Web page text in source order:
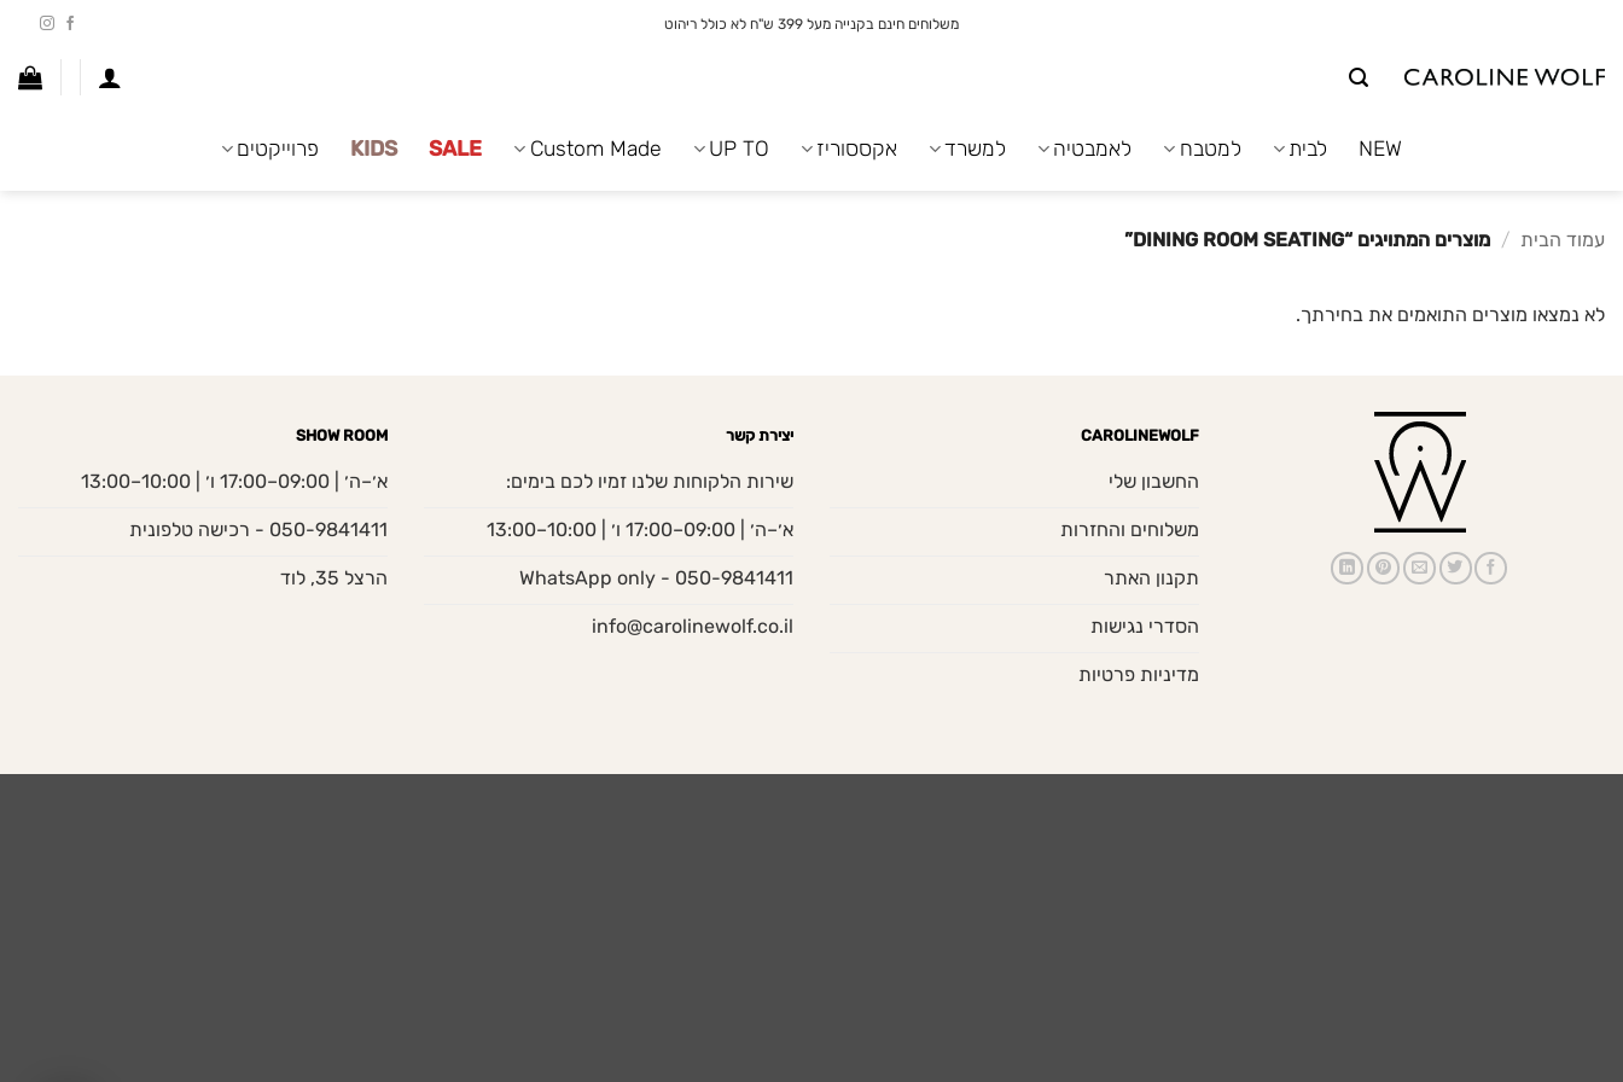
משלוחים חינם בקנייה מעל 399 ש"ח לא כולל ריהוט
NEW לבית למטבח לאמבטיה למשרד אקססוריז UP TO
Custom Made
SALE
KIDS פרוייקטים
עמוד הבית / מוצרים המתויגים “DINING ROOM SEATING”
לא נמצאו מוצרים התואמים את בחירתך.
CAROLINEWOLF
החשבון שלי
משלוחים והחזרות
תקנון האתר
הסדרי נגישות
מדיניות פרטיות
יצירת קשר
שירות הלקוחות שלנו זמיו לכם בימים:
א׳–ה׳ | 09:00–17:00 ו׳ | 10:00–13:00
050-9841411 - WhatsApp only
info@carolinewolf.co.il
SHOW ROOM
א׳–ה׳ | 09:00–17:00 ו׳ | 10:00–13:00
050-9841411 - רכישה טלפונית
הרצל 35, לוד